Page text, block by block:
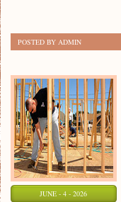
POSTED BY ADMIN
JUNE - 4 - 2026